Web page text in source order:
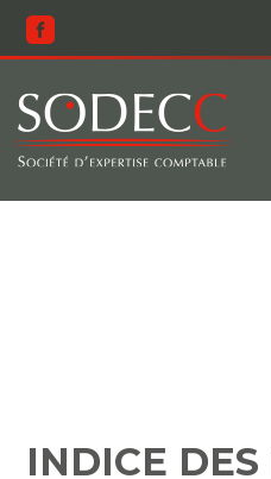
Aller
au
INDICE